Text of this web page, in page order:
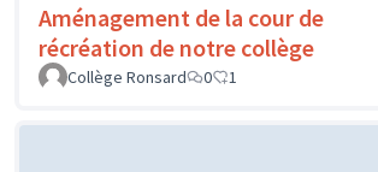
Aménagement de la cour de
récréation de notre collège
Collège Ronsard
0 1